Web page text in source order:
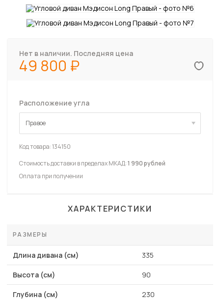
Нет в наличии. Последняя цена
49 800
Расположение угла
Правое
Правое
Код товара:134150
Стоимость доставки в пределах МКАД:1 990 рублей
Оплата при получении
ХАРАКТЕРИСТИКИ
РАЗМЕРЫ
Длина дивана (см) 335
Высота (см) 90
Глубина (см) 230